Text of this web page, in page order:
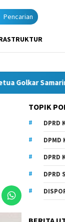
Pencarian
Musda
TOPIK
DPRD
DPMD
DPRD
DPRD